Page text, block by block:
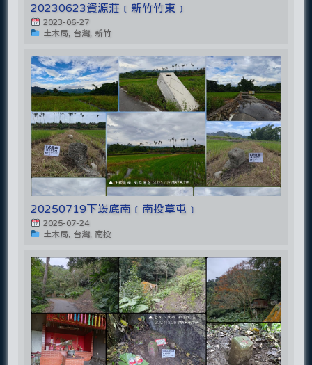
20230623資源莊﹝新竹竹東﹞
2023-06-27
土木局, 台灣, 新竹
20250719下崁底南﹝南投草屯﹞
2025-07-24
土木局, 台灣, 南投